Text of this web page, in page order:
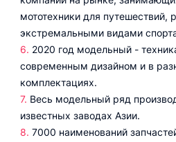
мототехники для путешествий,
экстремальными видами
2020 год модельный -
современным дизайном и в
комплектациях.
Весь модельный ряд
известных заводах Азии.
7000 наименований